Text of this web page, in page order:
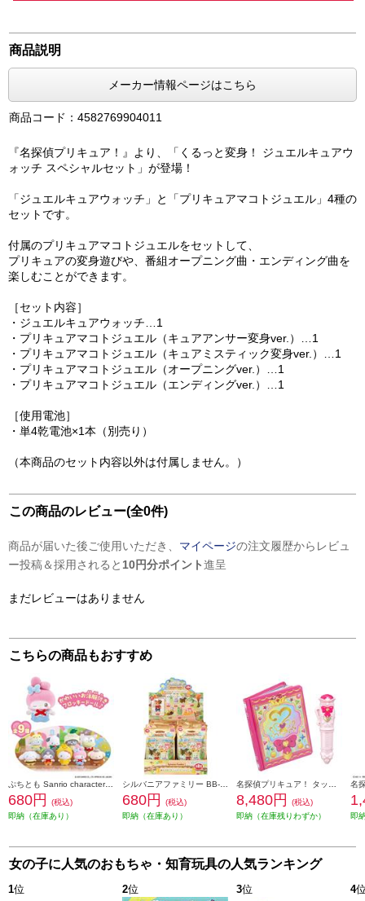
商品説明
メーカー情報ページはこちら
商品コード：4582769904011
『名探偵プリキュア！』より、「くるっと変身！ ジュエルキュアウ
ォッチ スペシャルセット」が登場！
「ジュエルキュアウォッチ」と「プリキュアマコトジュエル」4種の
セットです。
付属のプリキュアマコトジュエルをセットして、
プリキュアの変身遊びや、番組オープニング曲・エンディング曲を
楽しむことができます。
［セット内容］
・ジュエルキュアウォッチ…1
・プリキュアマコトジュエル（キュアアンサー変身ver.）…1
・プリキュアマコトジュエル（キュアミスティック変身ver.）…1
・プリキュアマコトジュエル（オープニングver.）…1
・プリキュアマコトジュエル（エンディングver.）…1
［使用電池］
・単4乾電池×1本（別売り）
（本商品のセット内容以外は付属しません。）
この商品のレビュー(全0件)
商品が届いた後ご使用いただき、 マイページの注文履歴からレビュ
ー投稿＆採用されると 10円分ポイント進呈
まだレビューはありません
こちらの商品もおすすめ
ぷちとも Sanrio characters みんなでおゆうぎ
680円
(税込)
即納（在庫あり）
680円
(税込)
即納（在庫あり）
8,480円
(税込)
即納（在庫残りわずか）
即
女の子に人気のおもちゃ・知育玩具の人気ランキング
1位 2位 3位 4